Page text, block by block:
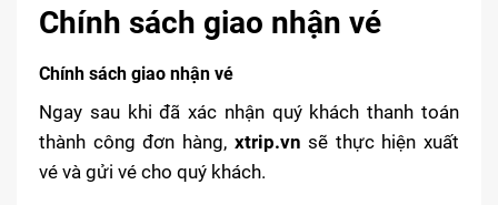
Chính sách giao nhận vé
Chính sách giao nhận vé
Ngay sau khi đã xác nhận quý khách thanh toán
thành công đơn hàng, xtrip.vn sẽ thực hiện xuất
vé và gửi vé cho quý khách.